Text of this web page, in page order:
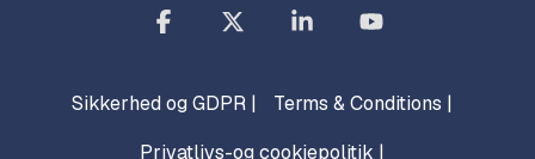
Sikkerhed og GDPR |
Terms & Conditions |
Privatlivs-og cookiepolitik |
Facebook Linkedin